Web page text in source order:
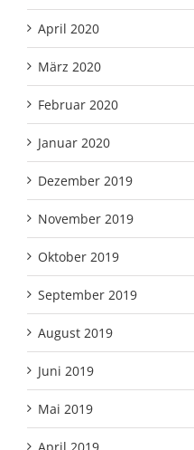
April 2020
März 2020
Februar 2020
Januar 2020
Dezember 2019
November 2019
Oktober 2019
September 2019
August 2019
Juni 2019
Mai 2019
April 2019